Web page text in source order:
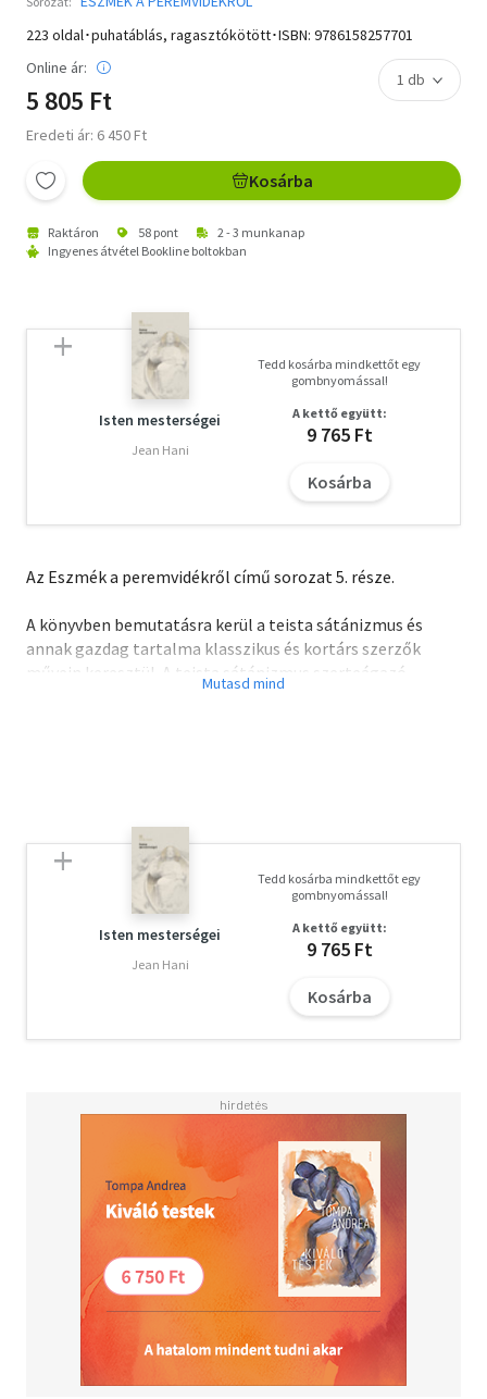
223 oldal･puhatáblás, ragasztókötött･ISBN: 9786158257701
Online ár:
5 805 Ft
Eredeti ár: 6 450 Ft
Kosárba
Raktáron 58 pont
2 - 3 munkanap
Ingyenes átvétel Bookline boltokban
Isten mesterségei
Jean Hani
Tedd kosárba mindkettőt egy
gombnyomással!
A kettő együtt:
9 765 Ft
Kosárba
Az Eszmék a peremvidékről című sorozat 5. része.
A könyvben bemutatásra kerül a teista sátánizmus és
annak gazdag tartalma klasszikus és kortárs szerzők
művein keresztül. A teista sátánizmus szerteágazó
Olvasd el mások véleményét is!
Isten mesterségei
Jean Hani
Tedd kosárba mindkettőt egy
gombnyomással!
A kettő együtt:
9 765 Ft
Kosárba